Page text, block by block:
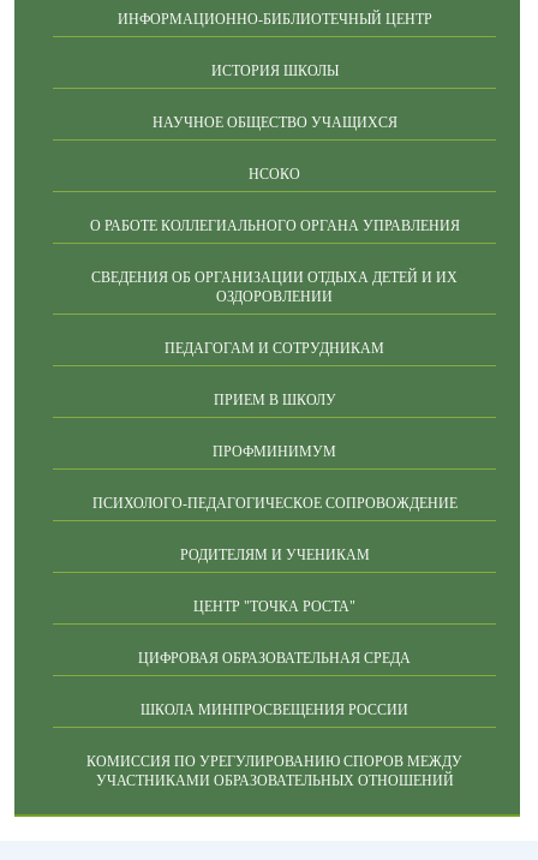
ИНФОРМАЦИОННО-БИБЛИОТЕЧНЫЙ ЦЕНТР
ИСТОРИЯ ШКОЛЫ
НАУЧНОЕ ОБЩЕСТВО УЧАЩИХСЯ
НСОКО
О РАБОТЕ КОЛЛЕГИАЛЬНОГО ОРГАНА УПРАВЛЕНИЯ
СВЕДЕНИЯ ОБ ОРГАНИЗАЦИИ ОТДЫХА ДЕТЕЙ И ИХ
ОЗДОРОВЛЕНИИ
ПЕДАГОГАМ И СОТРУДНИКАМ
ПРИЕМ В ШКОЛУ
ПРОФМИНИМУМ
ПСИХОЛОГО-ПЕДАГОГИЧЕСКОЕ СОПРОВОЖДЕНИЕ
РОДИТЕЛЯМ И УЧЕНИКАМ
ЦЕНТР "ТОЧКА РОСТА"
ЦИФРОВАЯ ОБРАЗОВАТЕЛЬНАЯ СРЕДА
ШКОЛА МИНПРОСВЕЩЕНИЯ РОССИИ
КОМИССИЯ ПО УРЕГУЛИРОВАНИЮ СПОРОВ МЕЖДУ
УЧАСТНИКАМИ ОБРАЗОВАТЕЛЬНЫХ ОТНОШЕНИЙ